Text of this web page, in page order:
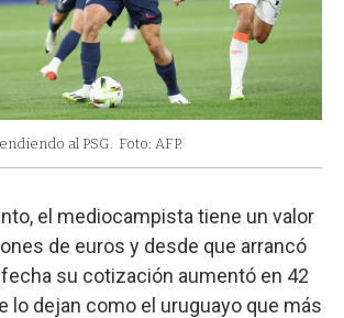
al PSG. Foto: AFP.
el mediocampista tiene un valor
de euros y desde que arrancó
su cotización aumentó en 42
lo dejan como el uruguayo que más